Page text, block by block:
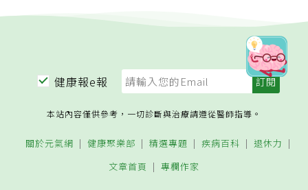
健康報e報
本站內容僅供參考，一切診斷與治療請遵從醫師指導。
關於元氣網 健康聚樂部 精選專題 疾病百科
退休力
文章首頁
專欄作家